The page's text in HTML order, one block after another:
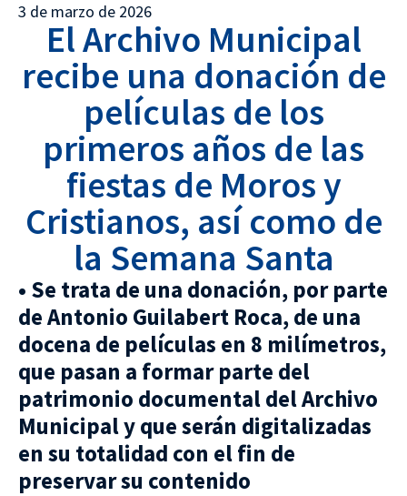
3 de marzo de 2026
El Archivo Municipal
recibe una donación de
películas de los
primeros años de las
fiestas de Moros y
Cristianos, así como de
la Semana Santa
• Se trata de una donación, por parte
de Antonio Guilabert Roca, de una
docena de películas en 8 milímetros,
que pasan a formar parte del
patrimonio documental del Archivo
Municipal y que serán digitalizadas
en su totalidad con el fin de
preservar su contenido